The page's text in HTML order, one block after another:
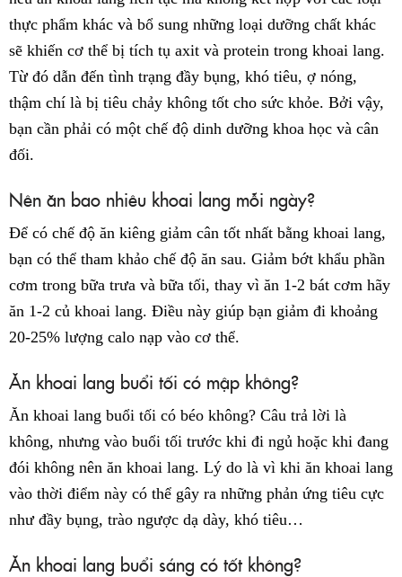
thực phẩm khác và bổ sung những loại dưỡng chất khác
sẽ khiến cơ thể bị tích tụ axit và protein trong khoai lang.
Từ đó dẫn đến tình trạng đầy bụng, khó tiêu, ợ nóng,
thậm chí là bị tiêu chảy không tốt cho sức khỏe. Bởi vậy,
bạn cần phải có một chế độ dinh dưỡng khoa học và cân
đối.
Nên ăn bao nhiêu khoai lang mỗi ngày?
Để có chế độ ăn kiêng giảm cân tốt nhất bằng khoai lang,
bạn có thể tham khảo chế độ ăn sau. Giảm bớt khẩu phần
cơm trong bữa trưa và bữa tối, thay vì ăn 1-2 bát cơm hãy
ăn 1-2 củ khoai lang. Điều này giúp bạn giảm đi khoảng
20-25% lượng calo nạp vào cơ thể.
Ăn khoai lang buổi tối có mập không?
Ăn khoai lang buổi tối có béo không? Câu trả lời là
không, nhưng vào buổi tối trước khi đi ngủ hoặc khi đang
đói không nên ăn khoai lang. Lý do là vì khi ăn khoai lang
vào thời điểm này có thể gây ra những phản ứng tiêu cực
như đầy bụng, trào ngược dạ dày, khó tiêu…
Ăn khoai lang buổi sáng có tốt không?